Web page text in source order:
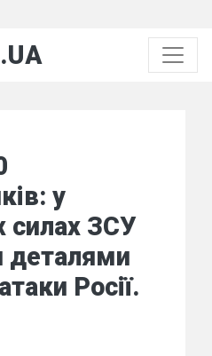
у
силах ЗСУ
деталями
Росії.